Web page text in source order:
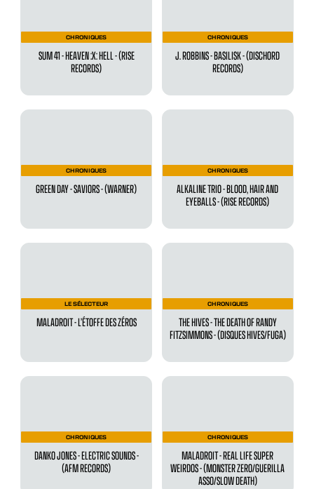
CHRONIQUES
SUM 41 - HEAVEN :X: HELL - (RISE
RECORDS)
CHRONIQUES
J. ROBBINS - BASILISK - (DISCHORD
RECORDS)
CHRONIQUES
GREEN DAY - SAVIORS - (WARNER)
CHRONIQUES
ALKALINE TRIO - BLOOD, HAIR AND
EYEBALLS - (RISE RECORDS)
LE SÉLECTEUR
MALADROIT - L’ÉTOFFE DES ZÉROS
CHRONIQUES
THE HIVES - THE DEATH OF RANDY
FITZSIMMONS - (DISQUES HIVES/FUGA)
CHRONIQUES
DANKO JONES - ELECTRIC SOUNDS -
(AFM RECORDS)
CHRONIQUES
MALADROIT - ‍REAL LIFE SUPER
WEIRDOS - (MONSTER ZERO/GUERILLA
ASSO/SLOW DEATH)